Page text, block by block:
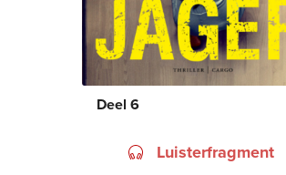
Deel 6
Luisterfragment